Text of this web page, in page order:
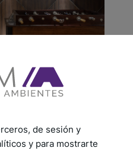
de sesión y
y para mostrarte